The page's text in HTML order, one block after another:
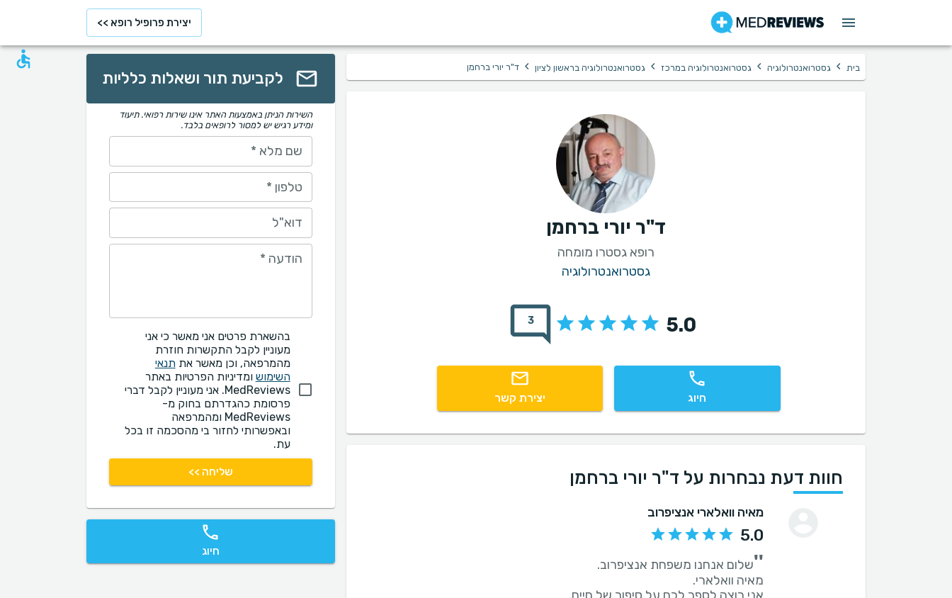
יצירת פרופיל רופא >>
בית › גסטרואנטרולוגיה › גסטרואנטרולוגיה במרכז › גסטרואנטרולוגיה בראשון לציון › ד"ר יורי ברחמן
ד"ר יורי ברחמן
רופא גסטרו מומחה
גסטרואנטרולוגיה
5.0
3
חיוג יצירת קשר
חוות דעת נבחרות על ד"ר יורי ברחמן
מאיה וואלארי אנציפרוב
5.0
''
לקביעת תור ושאלות כלליות
השירות הניתן באמצעות האתר אינו שירות רפואי. תיעוד
ומידע רגיש יש למסור לרופאים בלבד.
שם מלא *
טלפון *
דוא"ל
הודעה *
בהשארת פרטים אני מאשר כי אני
מעוניין לקבל התקשרות חוזרת
מהמרפאה, וכן מאשר אתתנאי
השימוש ומדיניות הפרטיות באתר
MedReviews. אני מעוניין לקבל דברי
פרסומת כהגדרתם בחוק מ-
MedReviews ומהמרפאה
ובאפשרותי לחזור בי מהסכמה זו בכל
עת.
שליחה >>
חיוג